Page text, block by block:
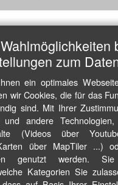
zum
ein optimales
wir Cookies, die für das
sind. Mit Ihrer
und andere
(Videos über
über MapTiler ...)
genutzt werden.
Kategorien Sie